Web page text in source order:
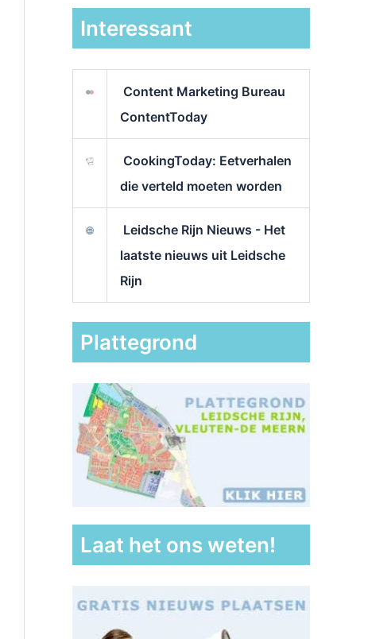
Interessant
Content Marketing Bureau
ContentToday
CookingToday: Eetverhalen
die verteld moeten worden
Leidsche Rijn Nieuws - Het
laatste nieuws uit Leidsche
Rijn
Plattegrond
Laat het ons weten!